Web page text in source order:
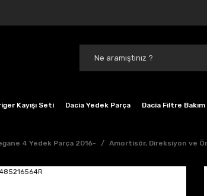
Kayışı Seti Dacia Yedek Parça Dacia Filtre
4 Yedek Parça 2016- Amortisör, Direksiyon ve